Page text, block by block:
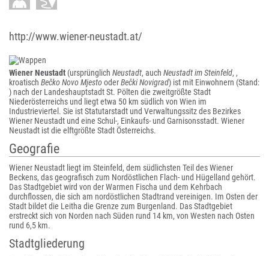
http://www.wiener-neustadt.at/
Wiener Neustadt (ursprünglich Neustadt, auch Neustadt im Steinfeld, ,
kroatisch Bečko Novo MjestooderBečki Novigrad) ist mit Einwohnern (Stand:
) nach der Landeshauptstadt St. Pölten die zweitgrößte Stadt
Niederösterreichs und liegt etwa 50 km südlich von Wien im
Industrieviertel. Sie ist Statutarstadt und Verwaltungssitz des Bezirkes
Wiener Neustadt und eine Schul-, Einkaufs- und Garnisonsstadt. Wiener
Neustadt ist die elftgrößte Stadt Österreichs.
Geografie
Wiener Neustadt liegt im Steinfeld, dem südlichsten Teil des Wiener
Beckens, das geografisch zum Nordöstlichen Flach- und Hügelland gehört.
Das Stadtgebiet wird von der Warmen Fischa und dem Kehrbach
durchflossen, die sich am nordöstlichen Stadtrand vereinigen. Im Osten der
Stadt bildet die Leitha die Grenze zum Burgenland. Das Stadtgebiet
erstreckt sich von Norden nach Süden rund 14 km, von Westen nach Osten
rund 6,5 km.
Stadtgliederung